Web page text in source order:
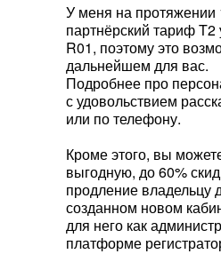
У меня на протяжении
партнёрский тариф T2
R01, поэтому это
дальнейшем для вас.
Подробнее про
с удовольствием
или по телефону.
Кроме этого, вы
выгодную, до 60%
продление владельцу
созданном новом
для него как
платформе